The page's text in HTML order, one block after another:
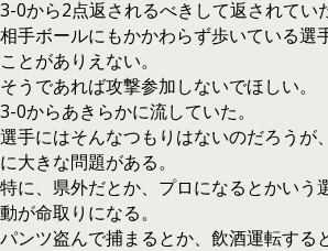
3-0から2点返されるべきして返されてい
相手ボールにもかかわらず歩いている選
ことがありえない。
そうであれば攻撃参加しないでほしい。
3-0からあきらかに流していた。
選手にはそんなつもりはないのだろうが
に大きな問題がある。
特に、県外だとか、プロになるとかいう
動が命取りになる。
パンツ盗んで捕まるとか、飲酒運転する